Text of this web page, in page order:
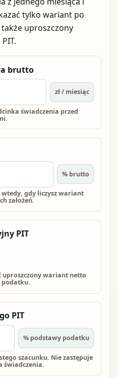
tylko wariant po
uproszczony
brutto
zł / miesiąc
świadczenia przed
% brutto
gdy liczysz wariant
założeń.
PIT
uproszczony wariant netto
podatku.
PIT
% podstawy podatku
szacunku. Nie zastępuje
świadczenia.